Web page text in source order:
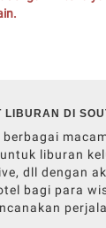
LIBURAN DI
berbagai
liburan
dll dengan
bagi para